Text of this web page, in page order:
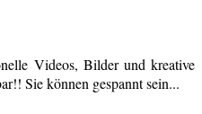
Videos, Bilder und kreative
Sie können gespannt sein...